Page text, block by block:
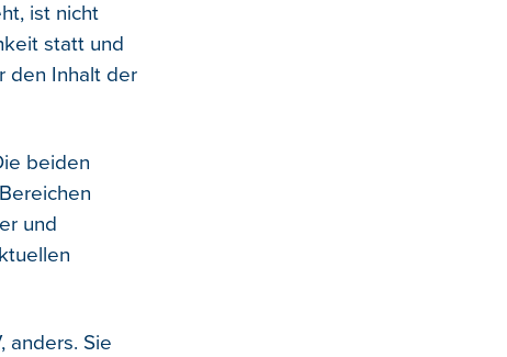
ist nicht
statt und
den Inhalt der
beiden
und
anders. Sie